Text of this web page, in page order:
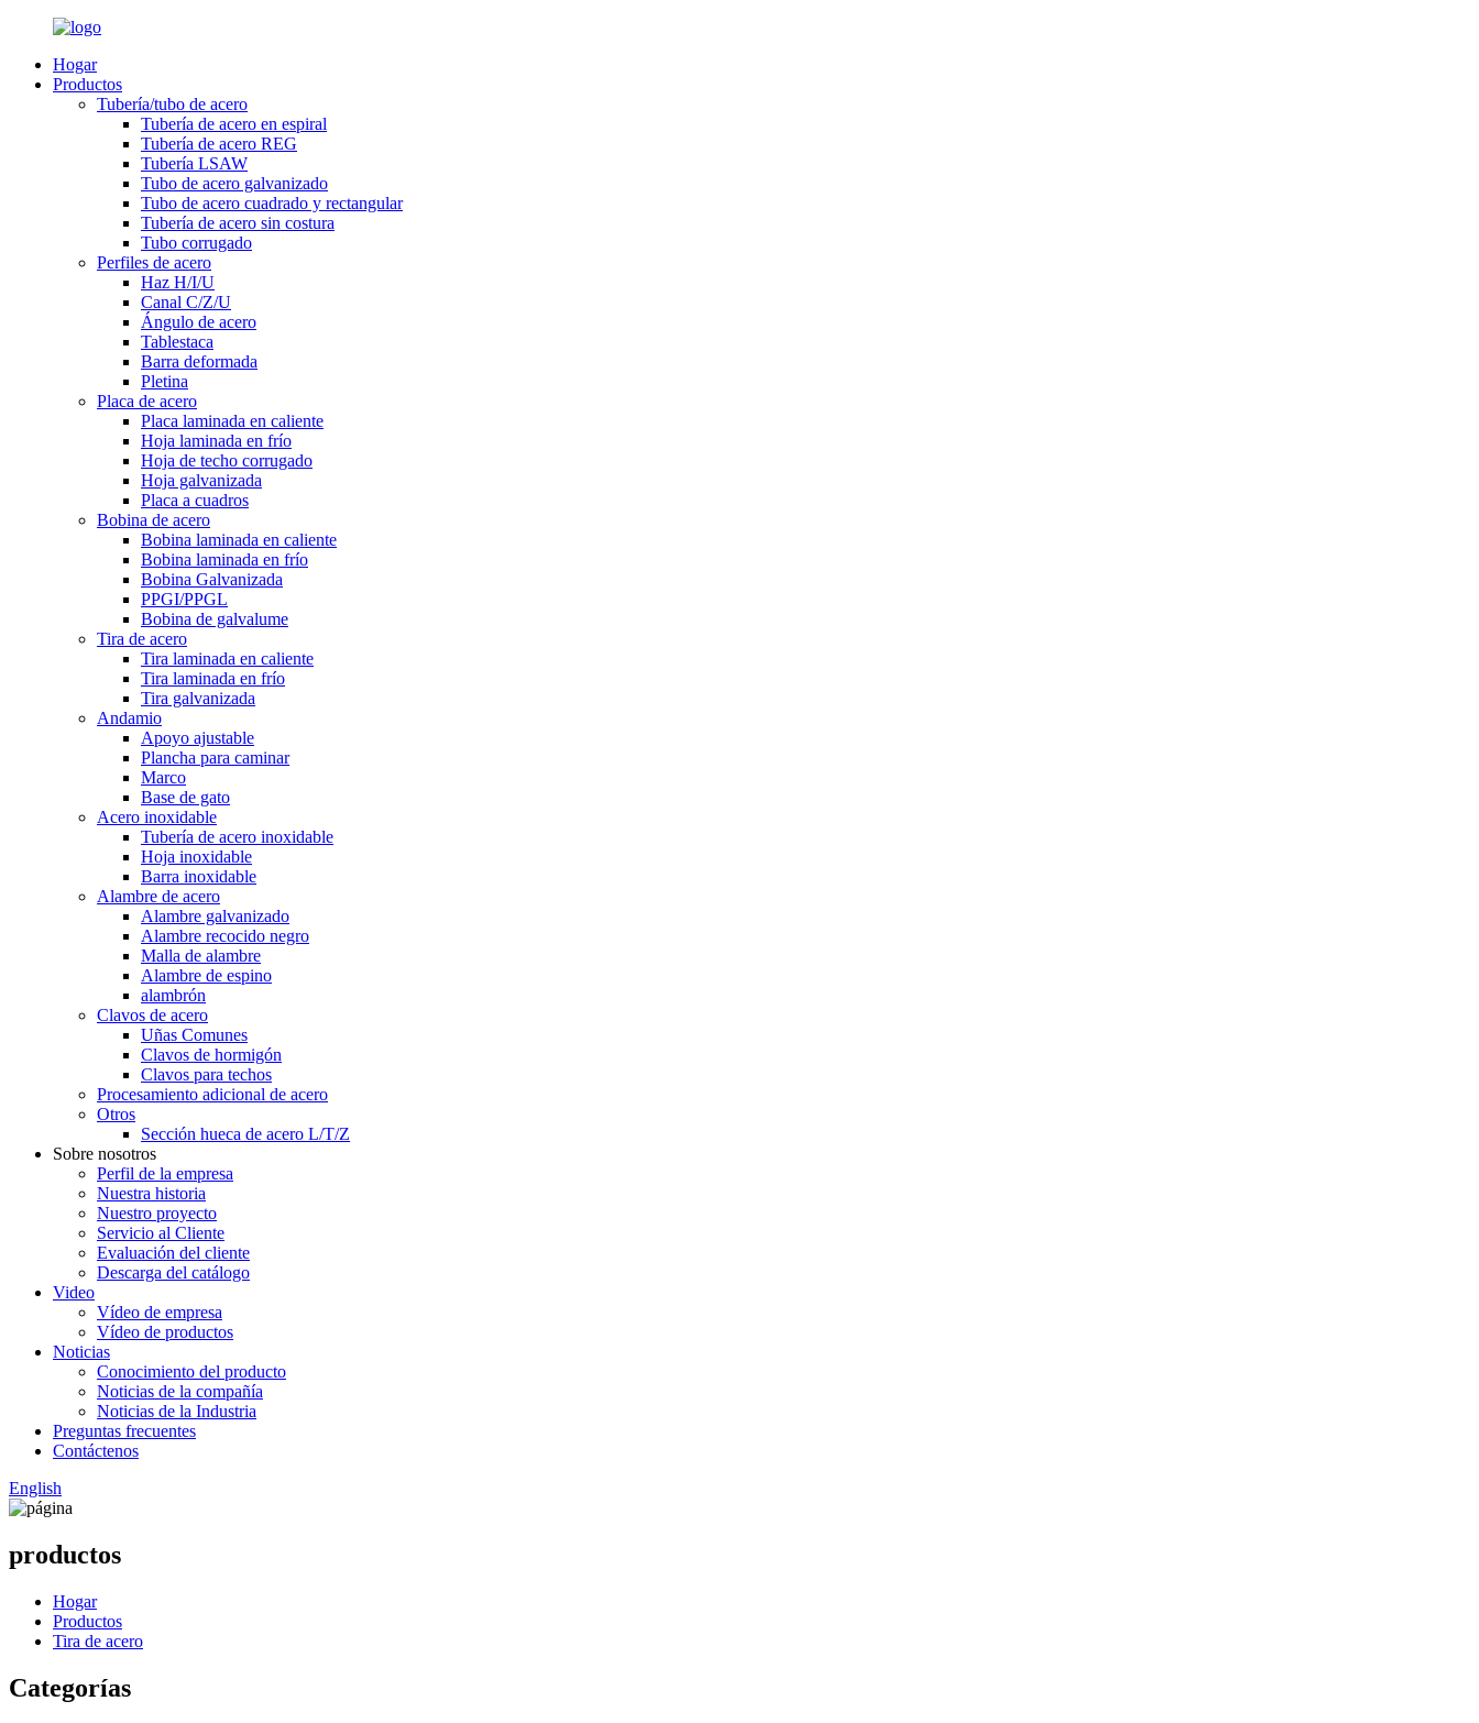
Hogar
Productos
Tubería/tubo de acero
Tubería de acero en espiral
Tubería de acero REG
Tubería LSAW
Tubo de acero galvanizado
Tubo de acero cuadrado y rectangular
Tubería de acero sin costura
Tubo corrugado
Perfiles de acero
Haz H/I/U
Canal C/Z/U
Ángulo de acero
Tablestaca
Barra deformada
Pletina
Placa de acero
Placa laminada en caliente
Hoja laminada en frío
Hoja de techo corrugado
Hoja galvanizada
Placa a cuadros
Bobina de acero
Bobina laminada en caliente
Bobina laminada en frío
Bobina Galvanizada
PPGI/PPGL
Bobina de galvalume
Tira de acero
Tira laminada en caliente
Tira laminada en frío
Tira galvanizada
Andamio
Apoyo ajustable
Plancha para caminar
Marco
Base de gato
Acero inoxidable
Tubería de acero inoxidable
Hoja inoxidable
Barra inoxidable
Alambre de acero
Alambre galvanizado
Alambre recocido negro
Malla de alambre
Alambre de espino
alambrón
Clavos de acero
Uñas Comunes
Clavos de hormigón
Clavos para techos
Procesamiento adicional de acero
Otros
Sección hueca de acero L/T/Z
Sobre nosotros
Perfil de la empresa
Nuestra historia
Nuestro proyecto
Servicio al Cliente
Evaluación del cliente
Descarga del catálogo
Video
Vídeo de empresa
Vídeo de productos
Noticias
Conocimiento del producto
Noticias de la compañía
Noticias de la Industria
Preguntas frecuentes
Contáctenos
English
productos
Hogar
Productos
Tira de acero
Categorías